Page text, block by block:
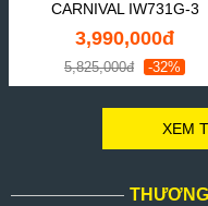
CARNIVAL IW731G-3
3,990,000đ
5,825,000đ -32%
XEM